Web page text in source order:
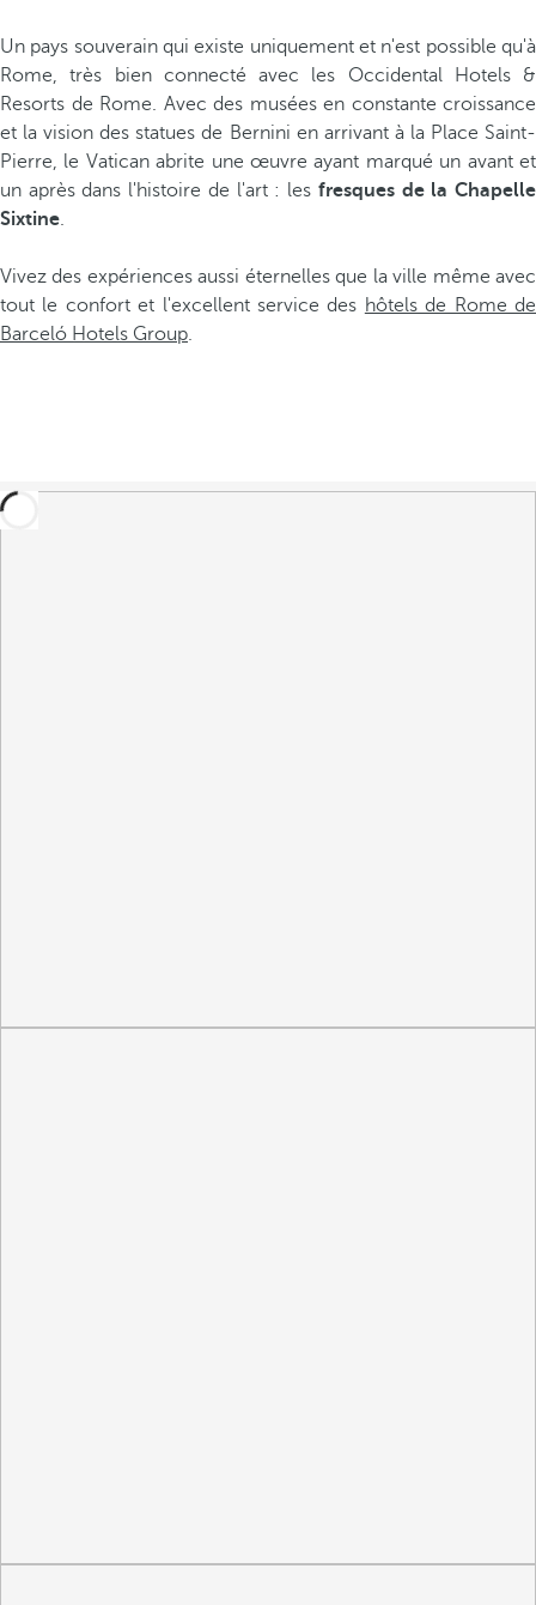
Un pays souverain qui existe uniquement et n'est possible qu'à
Rome, très bien connecté avec les Occidental Hotels &
Resorts de Rome. Avec des musées en constante croissance
et la vision des statues de Bernini en arrivant à la Place Saint-
Pierre, le Vatican abrite une œuvre ayant marqué un avant et
un après dans l'histoire de l'art : les fresques de la Chapelle
Sixtine.
Vivez des expériences aussi éternelles que la ville même avec
tout le confort et l'excellent service des hôtels de Rome de
Barceló Hotels Group.